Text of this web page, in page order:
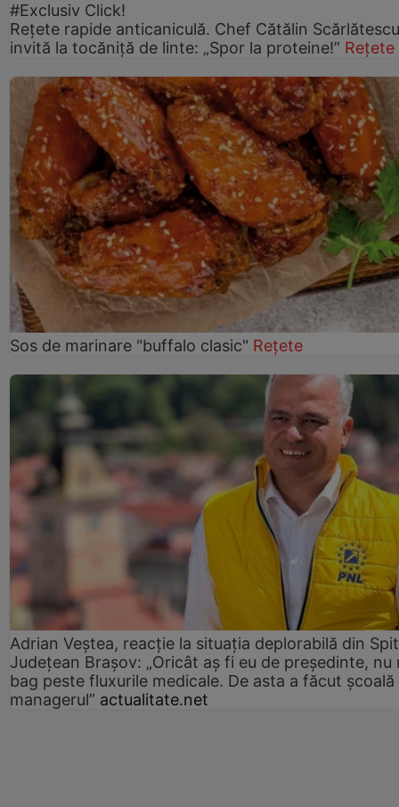
#Exclusiv Click!
Rețete rapide anticaniculă. Chef Cătălin
invită la tocăniță de linte: „Spor la proteine!” Rețete
Sos de marinare "buffalo clasic" Rețete
Adrian Veștea, reacție la situația deplorabilă din
Județean Brașov: „Oricât aș fi eu de președinte, nu
bag peste fluxurile medicale. De asta a făcut școală
managerul” actualitate.net